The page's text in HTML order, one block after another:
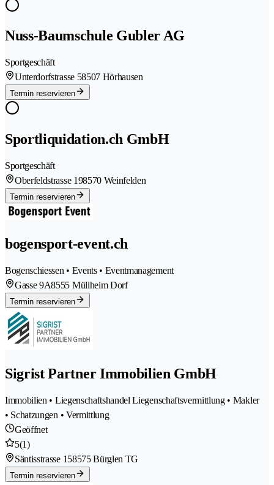
Nuss-Baumschule Gubler AG
Sportgeschäft
Unterdorfstrasse 58507 Hörhausen
Termin reservieren
Sportliquidation.ch GmbH
Sportgeschäft
Oberfeldstrasse 198570 Weinfelden
Termin reservieren
bogensport-event.ch
Bogenschiessen • Events • Eventmanagement
Gasse 9A8555 Müllheim Dorf
Termin reservieren
Sigrist Partner Immobilien GmbH
Immobilien • Liegenschaftshandel Liegenschaftsvermittlung • Makler
• Schatzungen • Vermittlung
Geöffnet
5(1)
Säntisstrasse 158575 Bürglen TG
Termin reservieren